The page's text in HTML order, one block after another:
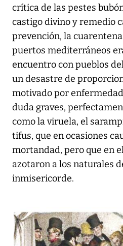
crítica de las pestes
castigo divino y remedio
prevención, la
puertos mediterráneos
encuentro con pueblos
un desastre de
motivado por
duda graves,
como la viruela, el
tifus, que en ocasiones
mortandad, pero que en
azotaron a los naturales
inmisericorde.